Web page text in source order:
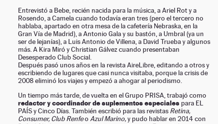
Entrevistó a Bebe, recién nacida para la música, a Ariel Rot y a
Rosendo, a Camela cuando todavía eran tres (pero el tercero no
hablaba, apartado en otra mesa de la cafetería Nebraska, en la
Gran Vía de Madrid), a Antonio Gala y su bastón, a Umbral (ya un
ser de lejanías), a Luis Antonio de Villena, a David Trueba y algunos
más. A Kira Miró y Christian Gálvez cuando presentaban
Desesperado Club Social.
Después pasó unos años en la revista AireLibre, editando a otros y
escribiendo de lugares que casi nunca visitaba, porque la crisis de
2008 eliminó los viajes y empezó a ahogar al periodismo.
Un tiempo más tarde, de vuelta en el Grupo PRISA, trabajó como
redactor y coordinador de suplementos especiales para EL
PAÍS y Cinco Días. También escribió para las revistas Retina,
Consumer, Club Renfeo Azul Marino,y pudo hablar en 2014 con